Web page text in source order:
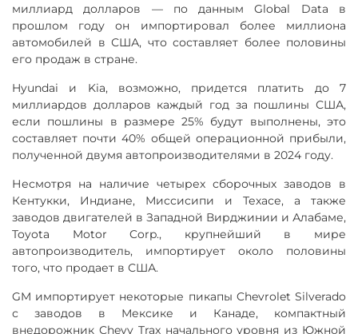
миллиард долларов — по данным Global Data в
прошлом году он импортировал более миллиона
автомобилей в США, что составляет более половины
его продаж в стране.
Hyundai и Kia, возможно, придется платить до 7
миллиардов долларов каждый год за пошлины США,
если пошлины в размере 25% будут выполнены, это
составляет почти 40% общей операционной прибыли,
полученной двумя автопроизводителями в 2024 году.
Несмотря на наличие четырех сборочных заводов в
Кентукки, Индиане, Миссисипи и Техасе, а также
заводов двигателей в Западной Вирджинии и Алабаме,
Toyota Motor Corp., крупнейший в мире
автопроизводитель, импортирует около половины
того, что продает в США.
GM импортирует некоторые пикапы Chevrolet Silverado
с заводов в Мексике и Канаде, компактный
внедорожник Chevy Trax начального уровня из Южной